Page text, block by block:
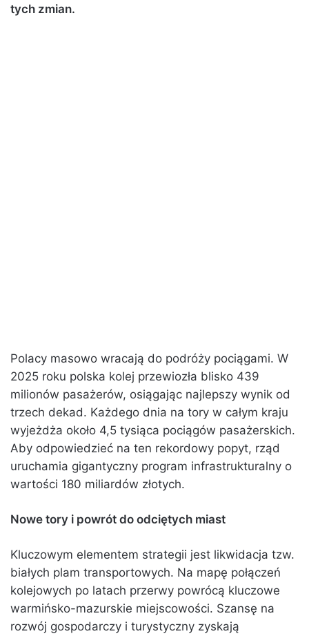
tych zmian.
Polacy masowo wracają do podróży pociągami. W
2025 roku polska kolej przewiozła blisko 439
milionów pasażerów, osiągając najlepszy wynik od
trzech dekad. Każdego dnia na tory w całym kraju
wyjeżdża około 4,5 tysiąca pociągów pasażerskich.
Aby odpowiedzieć na ten rekordowy popyt, rząd
uruchamia gigantyczny program infrastrukturalny o
wartości 180 miliardów złotych.
Nowe tory i powrót do odciętych miast
Kluczowym elementem strategii jest likwidacja tzw.
białych plam transportowych. Na mapę połączeń
kolejowych po latach przerwy powrócą kluczowe
warmińsko-mazurskie miejscowości. Szansę na
rozwój gospodarczy i turystyczny zyskają